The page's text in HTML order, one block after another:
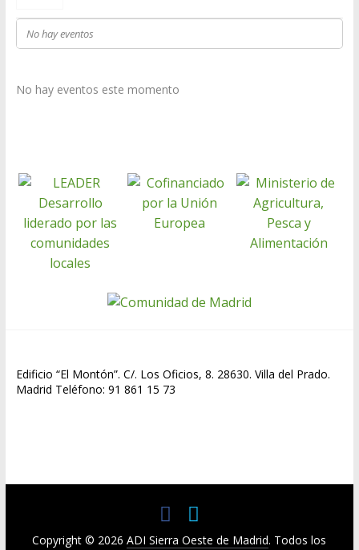
No hay eventos
No hay eventos este momento
Edificio “El Montón”. C/. Los Oficios, 8. 28630. Villa del Prado.
Madrid Teléfono: 91 861 15 73
Copyright © 2026ADI Sierra Oeste de Madrid. Todos los